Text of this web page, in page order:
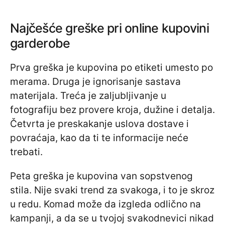
Najčešće greške pri online kupovini
garderobe
Prva greška je kupovina po etiketi umesto po
merama. Druga je ignorisanje sastava
materijala. Treća je zaljubljivanje u
fotografiju bez provere kroja, dužine i detalja.
Četvrta je preskakanje uslova dostave i
povraćaja, kao da ti te informacije neće
trebati.
Peta greška je kupovina van sopstvenog
stila. Nije svaki trend za svakoga, i to je skroz
u redu. Komad može da izgleda odlično na
kampanji, a da se u tvojoj svakodnevici nikad